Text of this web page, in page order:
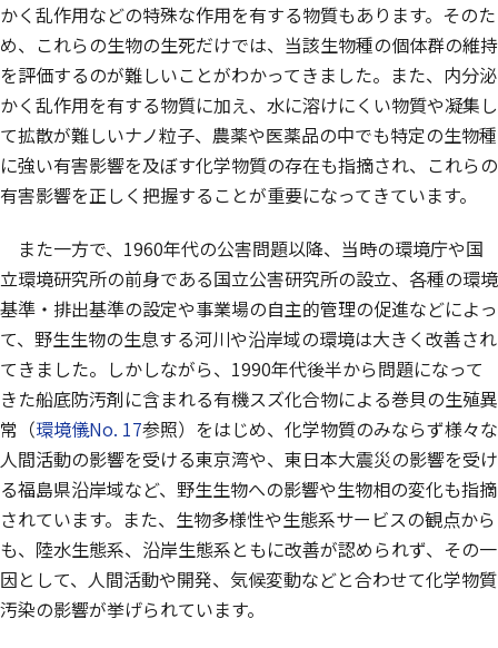
かく乱作用などの特殊な作用を有する物質もあります。そのた
め、これらの生物の生死だけでは、当該生物種の個体群の維持
を評価するのが難しいことがわかってきました。また、内分泌
かく乱作用を有する物質に加え、水に溶けにくい物質や凝集し
て拡散が難しいナノ粒子、農薬や医薬品の中でも特定の生物種
に強い有害影響を及ぼす化学物質の存在も指摘され、これらの
有害影響を正しく把握することが重要になってきています。
また一方で、1960年代の公害問題以降、当時の環境庁や国
立環境研究所の前身である国立公害研究所の設立、各種の環境
基準・排出基準の設定や事業場の自主的管理の促進などによっ
て、野生生物の生息する河川や沿岸域の環境は大きく改善され
てきました。しかしながら、1990年代後半から問題になって
きた船底防汚剤に含まれる有機スズ化合物による巻貝の生殖異
常（環境儀No. 17参照）をはじめ、化学物質のみならず様々な
人間活動の影響を受ける東京湾や、東日本大震災の影響を受け
る福島県沿岸域など、野生生物への影響や生物相の変化も指摘
されています。また、生物多様性や生態系サービスの観点から
も、陸水生態系、沿岸生態系ともに改善が認められず、その一
因として、人間活動や開発、気候変動などと合わせて化学物質
汚染の影響が挙げられています。